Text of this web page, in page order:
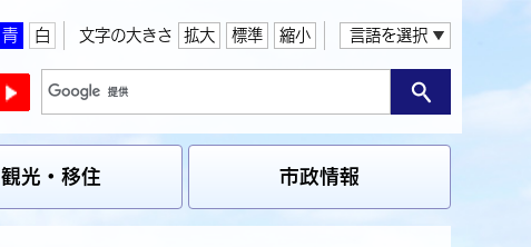
青 白 文字の大きさ 拡大 標準 縮小 言語を選択
観光・移住 市政情報